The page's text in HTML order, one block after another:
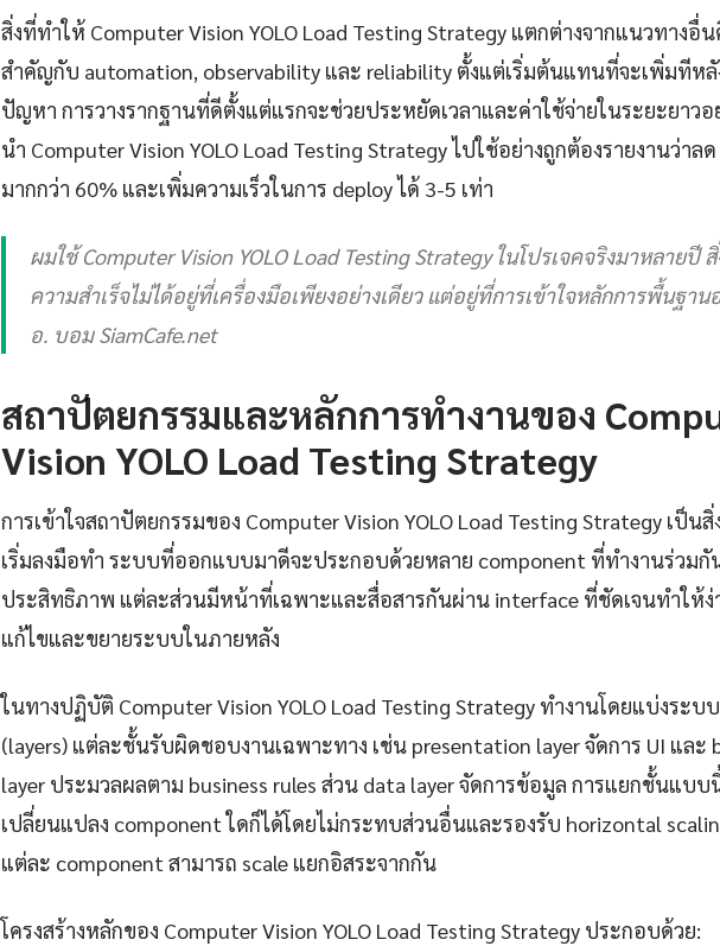
สิ่งที่ทำให้ Computer Vision YOLO Load Testing Strategy แตกต่างจากแนวทางอื่
สำคัญกับ automation, observability และ reliability ตั้งแต่เริ่มต้นแทนที่จะเพิ่มทีหลั
ปัญหา การวางรากฐานที่ดีตั้งแต่แรกจะช่วยประหยัดเวลาและค่าใช้จ่ายในระยะยาวอ
นำ Computer Vision YOLO Load Testing Strategy ไปใช้อย่างถูกต้องรายงานว่าล
มากกว่า 60% และเพิ่มความเร็วในการ deploy ได้ 3-5 เท่า
ผมใช้ Computer Vision YOLO Load Testing Strategy ในโปรเจคจริงมาหลายปี
ความสำเร็จไม่ได้อยู่ที่เครื่องมือเพียงอย่างเดียว แต่อยู่ที่การเข้าใจหลักการพื้นฐา
อ. บอม SiamCafe.net
สถาปัตยกรรมและหลักการทำงานของ
Vision YOLO Load Testing Strategy
การเข้าใจสถาปัตยกรรมของ Computer Vision YOLO Load Testing Strategy เป็น
เริ่มลงมือทำ ระบบที่ออกแบบมาดีจะประกอบด้วยหลาย component ที่ทำงานร่วมกั
ประสิทธิภาพ แต่ละส่วนมีหน้าที่เฉพาะและสื่อสารกันผ่าน interface ที่ชัดเจนทำให้
แก้ไขและขยายระบบในภายหลัง
ในทางปฏิบัติ Computer Vision YOLO Load Testing Strategy ทำงานโดยแบ่งระ
(layers) แต่ละชั้นรับผิดชอบงานเฉพาะทาง เช่น presentation layer จัดการ UI และ
layer ประมวลผลตาม business rules ส่วน data layer จัดการข้อมูล การแยกชั้นแบบ
เปลี่ยนแปลง component ใดก็ได้โดยไม่กระทบส่วนอื่นและรองรับ horizontal
แต่ละ component สามารถ scale แยกอิสระจากกัน
โครงสร้างหลักของ Computer Vision YOLO Load Testing Strategy ประกอบด้วย: